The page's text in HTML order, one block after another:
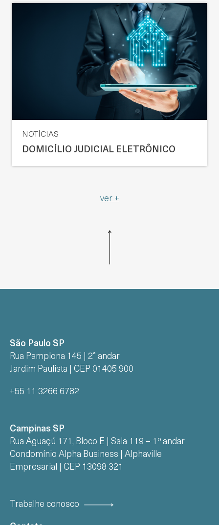
NOTÍCIAS
DOMICÍLIO JUDICIAL ELETRÔNICO
ver +
São Paulo SP
Rua Pamplona 145 | 2° andar
Jardim Paulista | CEP 01405 900
+55 11 3266 6782
Campinas SP
Rua Aguaçú 171, Bloco E | Sala 119 – 1º andar
Condomínio Alpha Business | Alphaville
Empresarial | CEP 13098 321
Trabalhe conosco